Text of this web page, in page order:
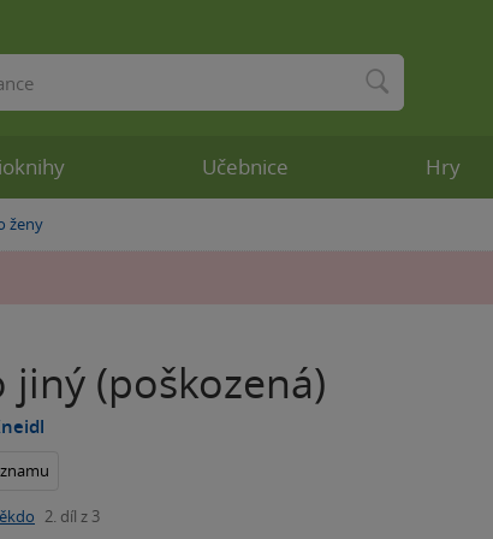
ženy
jiný (poškozená)
2. díl z 3
Učebnice Hry